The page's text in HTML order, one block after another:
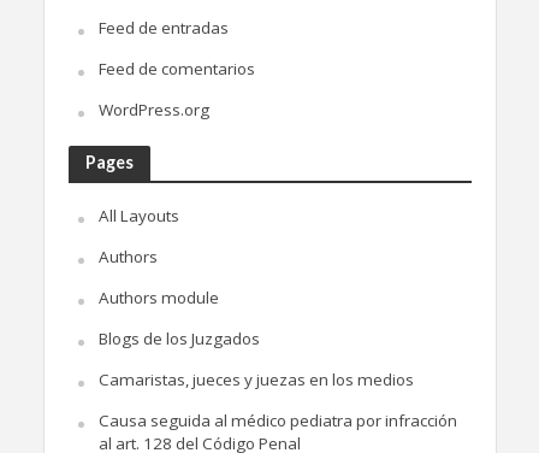
Feed de entradas
Feed de comentarios
WordPress.org
Pages
All Layouts
Authors
Authors module
Blogs de los Juzgados
Camaristas, jueces y juezas en los medios
Causa seguida al médico pediatra por infracción
al art. 128 del Código Penal